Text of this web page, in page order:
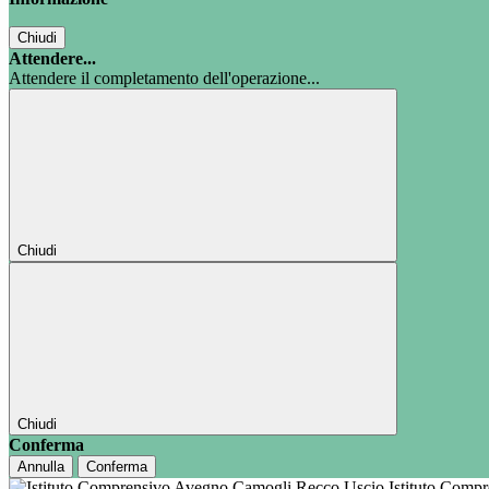
Chiudi
Attendere...
Attendere il completamento dell'operazione...
Chiudi
Chiudi
Conferma
Annulla Conferma